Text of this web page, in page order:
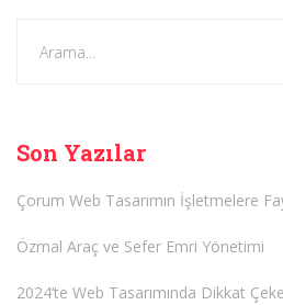
Son Yazılar
Çorum Web Tasarımın İşletmelere
Özmal Araç ve Sefer Emri Yönetimi
2024’te Web Tasarımında Dikkat